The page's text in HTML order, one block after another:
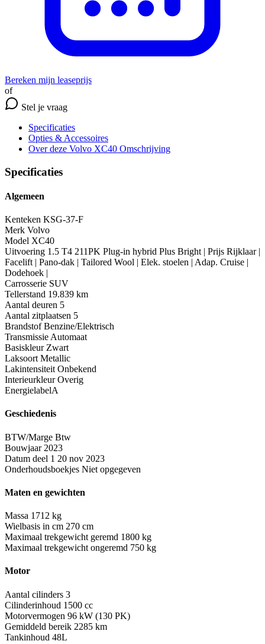
Bereken mijn leaseprijs
of
Stel je vraag
Specificaties
Opties & Accessoires
Over deze Volvo XC40 Omschrijving
Specificaties
Algemeen
Kenteken KSG-37-F
Merk Volvo
Model XC40
Uitvoering 1.5 T4 211PK Plug-in hybrid Plus Bright | Prijs Rijklaar |
Facelift | Pano-dak | Tailored Wool | Elek. stoelen | Adap. Cruise |
Dodehoek |
Carrosserie SUV
Tellerstand 19.839 km
Aantal deuren 5
Aantal zitplaatsen 5
Brandstof Benzine/Elektrisch
Transmissie Automaat
Basiskleur Zwart
Laksoort Metallic
Lakintensiteit Onbekend
Interieurkleur Overig
EnergielabelA
Geschiedenis
BTW/Marge Btw
Bouwjaar 2023
Datum deel 1 20 nov 2023
Onderhoudsboekjes Niet opgegeven
Maten en gewichten
Massa 1712 kg
Wielbasis in cm 270 cm
Maximaal trekgewicht geremd 1800 kg
Maximaal trekgewicht ongeremd 750 kg
Motor
Aantal cilinders 3
Cilinderinhoud 1500 cc
Motorvermogen 96 kW (130 PK)
Gemiddeld bereik 2285 km
Tankinhoud 48L